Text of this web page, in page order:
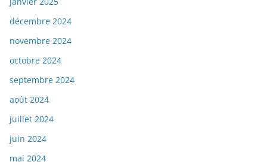
décembre 2024
novembre 2024
octobre 2024
septembre 2024
août 2024
juillet 2024
juin 2024
mai 2024